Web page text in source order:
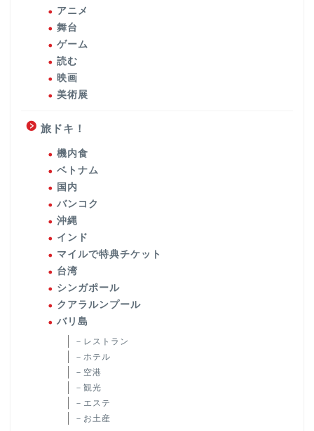
アニメ
舞台
ゲーム
読む
映画
美術展
旅ドキ！
機内食
ベトナム
国内
バンコク
沖縄
インド
マイルで特典チケット
台湾
シンガポール
クアラルンプール
バリ島
－レストラン
－ホテル
－空港
－観光
－エステ
－お土産